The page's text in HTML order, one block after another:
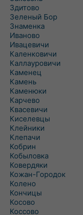
Здитово
Зеленый Бор
Знаменка
Иваново
Ивацевичи
Каленковичи
Каллауровичи
Каменец
Камень
Каменюки
Карчево
Квасевичи
Киселевцы
Клейники
Клепачи
Кобрин
Кобыловка
Ковердяки
Кожан-Городок
Колено
Кончицы
Косово
Коссово